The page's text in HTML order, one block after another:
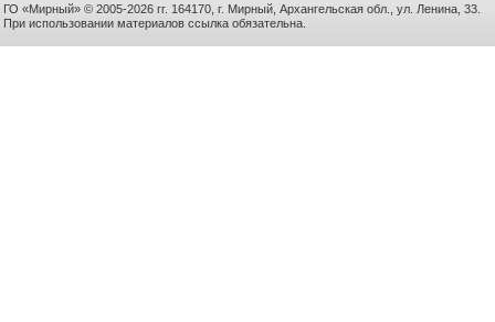
ГО «Мирный» © 2005-2026 гг. 164170, г. Мирный, Архангельская обл., ул. Ленина, 33.
При использовании материалов ссылка обязательна.